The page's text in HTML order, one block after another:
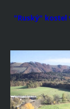
"Ruský" kostel